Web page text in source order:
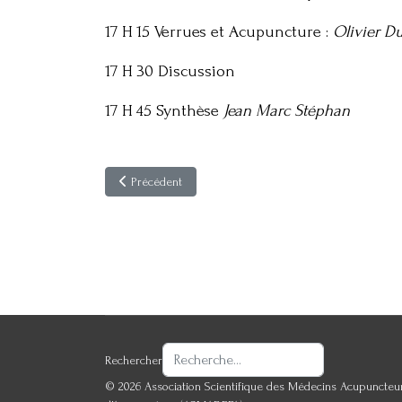
17 H 15 Verrues et Acupuncture : Olivier
17 H 30 Discussion
17 H 45 Synthèse Jean Marc Stéphan
Article précédent : Acupuncture Médicale en Pratique
Précédent
Rechercher
© 2026 Association Scientifique des Médecins